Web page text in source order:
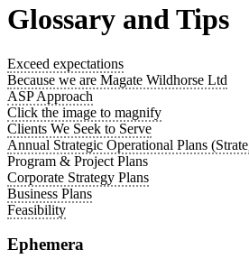
Glossary and Tips
Exceed expectations
Because we are Magate Wildhorse Ltd
ASP Approach
Click the image to magnify
Clients We Seek to Serve
Annual Strategic Operational Plans
Program & Project Plans
Corporate Strategy Plans
Business Plans
Feasibility
Ephemera